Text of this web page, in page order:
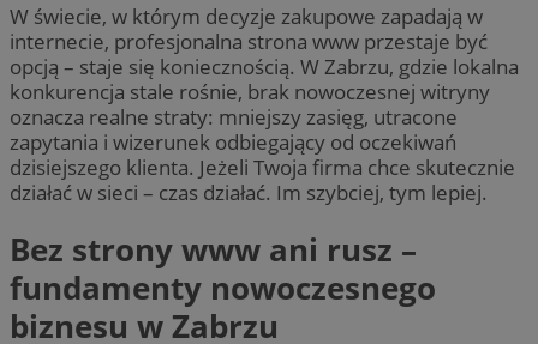
W świecie, w którym decyzje zakupowe zapadają w
internecie, profesjonalna strona www przestaje być
opcją – staje się koniecznością. W Zabrzu, gdzie lokalna
konkurencja stale rośnie, brak nowoczesnej witryny
oznacza realne straty: mniejszy zasięg, utracone
zapytania i wizerunek odbiegający od oczekiwań
dzisiejszego klienta. Jeżeli Twoja firma chce skutecznie
działać w sieci – czas działać. Im szybciej, tym lepiej.
Bez strony www ani rusz –
fundamenty nowoczesnego
biznesu w Zabrzu